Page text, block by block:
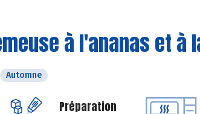
à l'ananas et à
Automne
Préparation